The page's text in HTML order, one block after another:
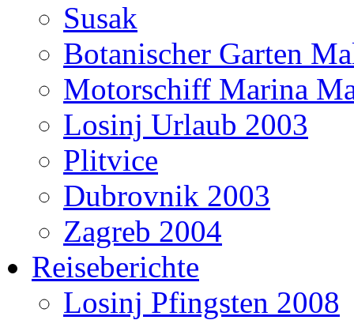
Susak
Botanischer Garten
Motorschiff Marina
Losinj Urlaub 2003
Plitvice
Dubrovnik 2003
Zagreb 2004
Reiseberichte
Losinj Pfingsten 2008